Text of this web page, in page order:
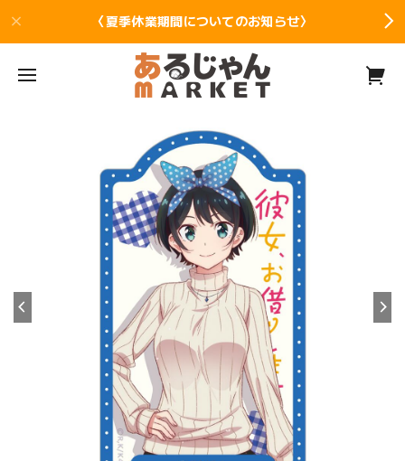
〈夏季休業期間についてのお知らせ〉